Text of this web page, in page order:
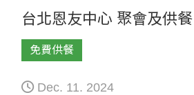
台北恩友中心 聚會及供餐
免費供餐
Dec. 11. 2024